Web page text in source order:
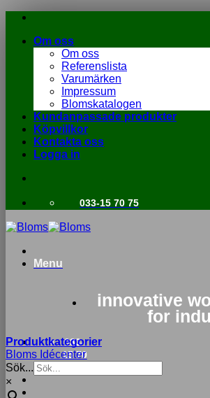
Skip
contentOm oss
Om oss
Referenslista
Varumärken
Impressum
Blomskatalogen
Kundanpassade produkter
Köpvillkor
Kontakta oss
Logga in
033-15 70 75
Menu
innovative
for
033-
15 70
Produktkategorier
Bloms Idécenter
Sök...
×